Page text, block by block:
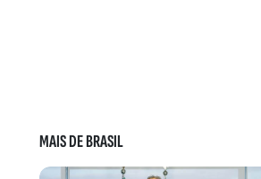
MAIS DE BRASIL